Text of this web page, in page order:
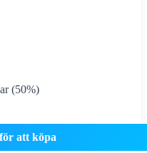
(50%)
att köpa